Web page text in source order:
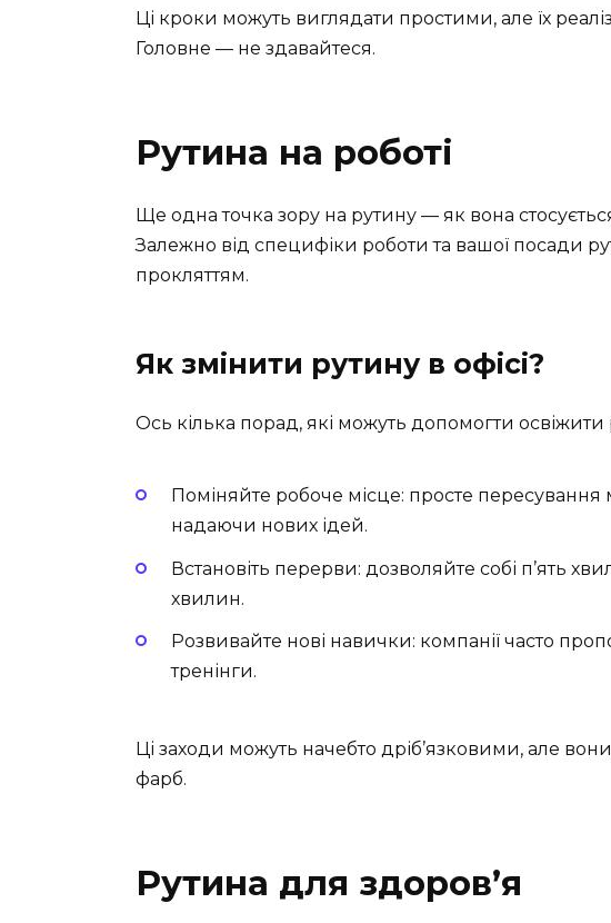
Ці кроки можуть виглядати простими, але їх
Головне — не здавайтеся.
Рутина на роботі
Ще одна точка зору на рутину — як вона
Залежно від специфіки роботи та вашої посади
прокляттям.
Як змінити рутину в офісі?
Ось кілька порад, які можуть допомогти освіжити
Поміняйте робоче місце: просте
надаючи нових ідей.
Встановіть перерви: дозволяйте собі п’ять
хвилин.
Розвивайте нові навички: компанії часто
тренінги.
Ці заходи можуть начебто дріб’язковими, але
фарб.
Рутина для здоров’я